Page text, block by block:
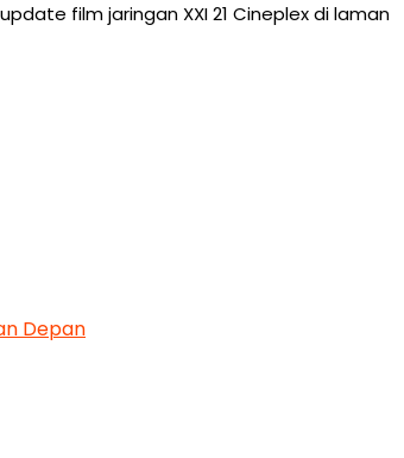
film jaringan XXI 21 Cineplex di laman
Depan